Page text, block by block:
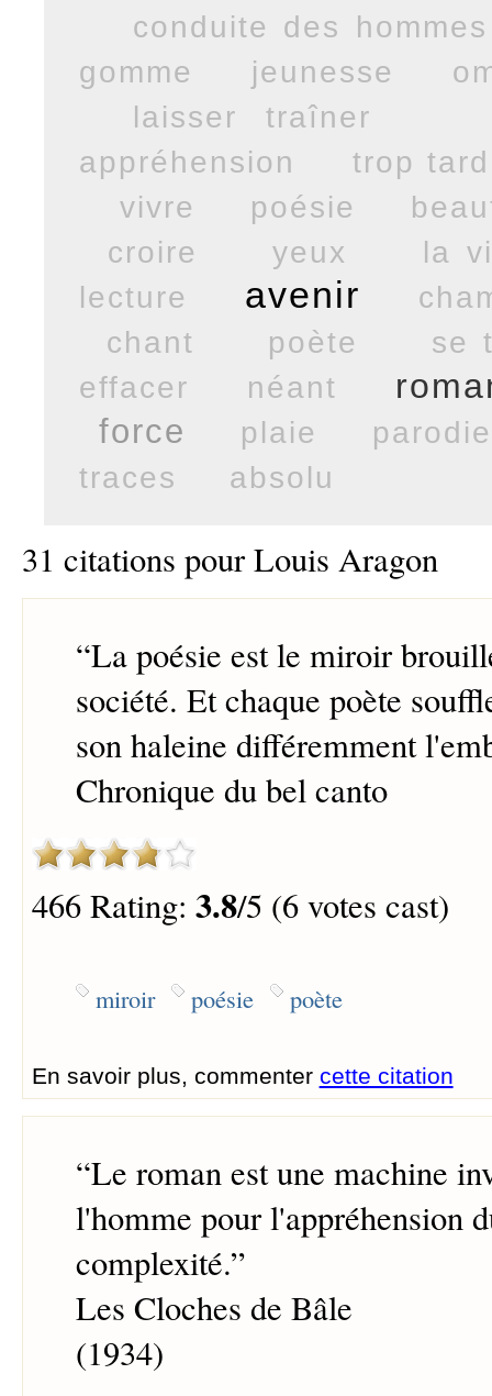
conduite des hommes
gomme
jeunesse
laisser traîner
appréhension
trop tard
vivre
poésie
croire
yeux
la
lecture
avenir
chant
poète
se
effacer
néant
force plaie
traces
absolu
31 citations pour Louis Aragon
“La poésie est le miroir
société. Et chaque poète
son haleine différemment
Chronique du bel canto
466 Rating: 3.8/5 (6 votes cast)
miroir poésie poète
En savoir plus, commenter cette citation
“Le roman est une machine
l'homme pour l'appréhension
complexité.”
Les Cloches de Bâle
(1934)